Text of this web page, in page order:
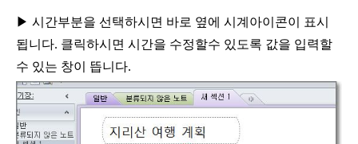
▶ 시간부분을 선택하시면 바로 옆에 시계아이콘이 표시
됩니다. 클릭하시면 시간을 수정할수 있도록 값을 입력할
수 있는 창이 뜹니다.